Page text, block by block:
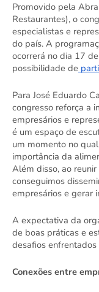
Promovido pela
Restaurantes), o
especialistas e
do país. A
ocorrerá no dia 17
possibilidade de
Para José Eduardo
congresso reforça a
empresários e
é um espaço de
um momento no
importância da
Além disso, ao
conseguimos
empresários e gerar
A expectativa da
de boas práticas e
desafios
Conexões entre